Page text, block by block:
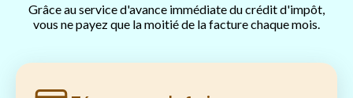
Grâce au service d'avance immédiate du crédit d'impôt,
vous ne payez que la moitié de la facture chaque mois.